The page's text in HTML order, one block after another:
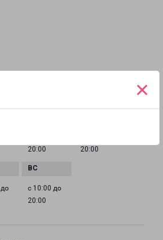
×
20:00
20:00
с 10:00 до
20:00